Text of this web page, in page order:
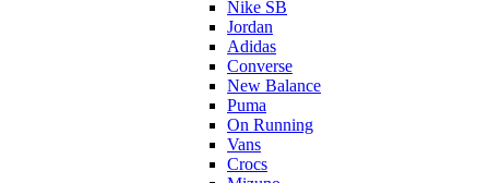
Nike SB
Jordan
Adidas
Converse
New Balance
Puma
On Running
Vans
Crocs